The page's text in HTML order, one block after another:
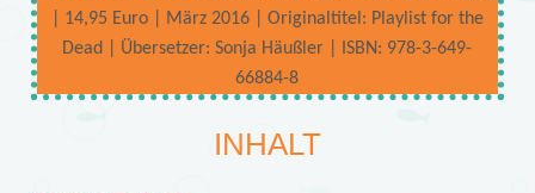
| 14,95 Euro | März 2016 | Originaltitel: Playlist for the
Dead | Übersetzer: Sonja Häußler | ISBN: 978-3-649-
66884-8
INHALT